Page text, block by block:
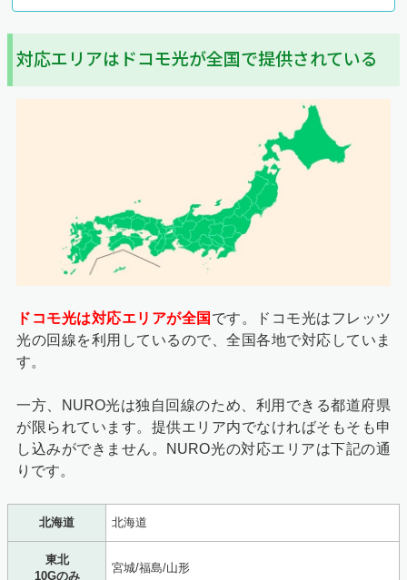
対応エリアはドコモ光が全国で提供されている
ドコモ光は対応エリアが全国 です。ドコモ光はフレッツ
光の回線を利用しているので、全国各地で対応していま
す。
一方、NURO光は独自回線のため、利用できる都道府県
が限られています。提供エリア内でなければそもそも申
し込みができません。NURO光の対応エリアは下記の通
りです。
北海道 北海道
東北
10Gのみ
宮城/福島/山形